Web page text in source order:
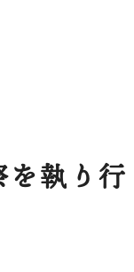
執り行